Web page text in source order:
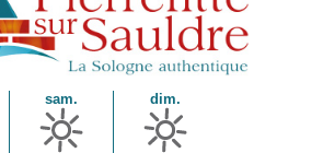
sam. dim.